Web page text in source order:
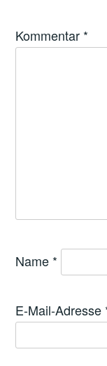
Kommentar *
Name *
E-Mail-Adresse